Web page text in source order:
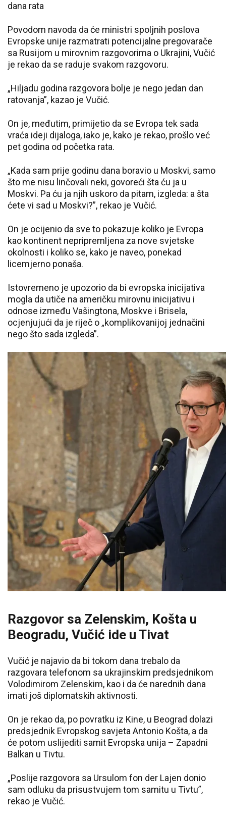
dana rata
Povodom navoda da će ministri spoljnih poslova
Evropske unije razmatrati potencijalne pregovarače
sa Rusijom u mirovnim razgovorima o Ukrajini, Vučić
je rekao da se raduje svakom razgovoru.
„Hiljadu godina razgovora bolje je nego jedan dan
ratovanja”, kazao je Vučić.
On je, međutim, primijetio da se Evropa tek sada
vraća ideji dijaloga, iako je, kako je rekao, prošlo već
pet godina od početka rata.
„Kada sam prije godinu dana boravio u Moskvi, samo
što me nisu linčovali neki, govoreći šta ću ja u
Moskvi. Pa ću ja njih uskoro da pitam, izgleda: a šta
ćete vi sad u Moskvi?”, rekao je Vučić.
On je ocijenio da sve to pokazuje koliko je Evropa
kao kontinent nepripremljena za nove svjetske
okolnosti i koliko se, kako je naveo, ponekad
licemjerno ponaša.
Istovremeno je upozorio da bi evropska inicijativa
mogla da utiče na američku mirovnu inicijativu i
odnose između Vašingtona, Moskve i Brisela,
ocjenjujući da je riječ o „komplikovanijoj jednačini
nego što sada izgleda”.
Razgovor sa Zelenskim, Košta u
Beogradu, Vučić ide u Tivat
Vučić je najavio da bi tokom dana trebalo da
razgovara telefonom sa ukrajinskim predsjednikom
Volodimirom Zelenskim, kao i da će narednih dana
imati još diplomatskih aktivnosti.
On je rekao da, po povratku iz Kine, u Beograd dolazi
predsjednik Evropskog savjeta Antonio Košta, a da
će potom uslijediti samit Evropska unija – Zapadni
Balkan u Tivtu.
„Poslije razgovora sa Ursulom fon der Lajen donio
sam odluku da prisustvujem tom samitu u Tivtu”,
rekao je Vučić.